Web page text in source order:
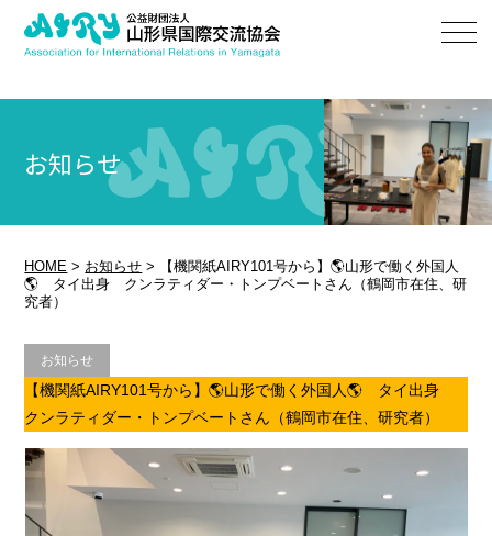
お知らせ
HOME > お知らせ >
【機関紙AIRY101号から】🌎山形で働く外国人
🌎 タイ出身 クンラティダー・トンプベートさん（鶴岡市在住、研
究者）
お知らせ
【機関紙AIRY101号から】🌎山形で働く外国人🌎 タイ出身
クンラティダー・トンプベートさん（鶴岡市在住、研究者）